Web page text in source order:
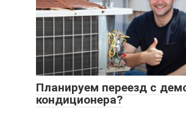
Планируем переезд с
кондиционера?